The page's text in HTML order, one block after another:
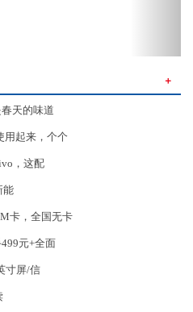
＋
天的味道
用起来，个个
，这配
能
卡，全国无卡
元+全面
寸屏/信